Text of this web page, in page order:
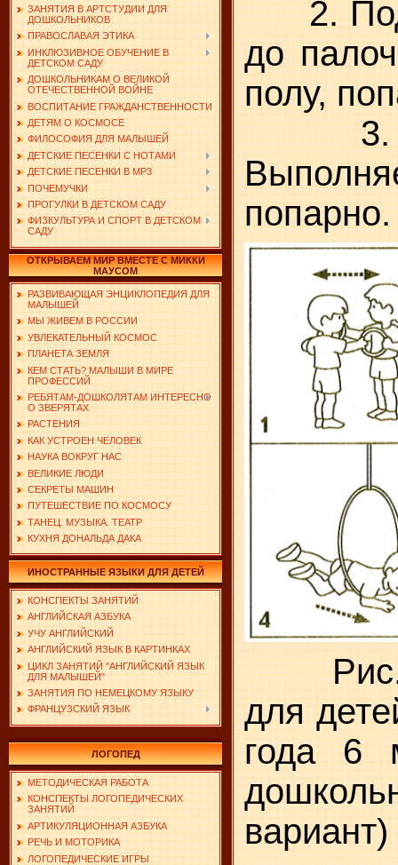
ЗАНЯТИЯ В АРТСТУДИИ ДЛЯ
ДОШКОЛЬНИКОВ
ПРАВОСЛАВАЯ ЭТИКА
ИНКЛЮЗИВНОЕ ОБУЧЕНИЕ В
ДЕТСКОМ САДУ
ДОШКОЛЬНИКАМ О ВЕЛИКОЙ
ОТЕЧЕСТВЕННОЙ ВОЙНЕ
ВОСПИТАНИЕ ГРАЖДАНСТВЕННОСТИ
ДЕТЯМ О КОСМОСЕ
ФИЛОСОФИЯ ДЛЯ МАЛЫШЕЙ
ДЕТСКИЕ ПЕСЕНКИ С НОТАМИ
ДЕТСКИЕ ПЕСЕНКИ В MP3
ПОЧЕМУЧКИ
ПРОГУЛКИ В ДЕТСКОМ САДУ
ФИЗКУЛЬТУРА И СПОРТ В ДЕТСКОМ
САДУ
ОТКРЫВАЕМ МИР ВМЕСТЕ С МИККИ
МАУСОМ
РАЗВИВАЮЩАЯ ЭНЦИКЛОПЕДИЯ ДЛЯ
МАЛЫШЕЙ
МЫ ЖИВЕМ В РОССИИ
УВЛЕКАТЕЛЬНЫЙ КОСМОС
ПЛАНЕТА ЗЕМЛЯ
КЕМ СТАТЬ? МАЛЫШИ В МИРЕ
ПРОФЕССИЙ
РЕБЯТАМ-ДОШКОЛЯТАМ ИНТЕРЕСНО
О ЗВЕРЯТАХ
РАСТЕНИЯ
КАК УСТРОЕН ЧЕЛОВЕК
НАУКА ВОКРУГ НАС
ВЕЛИКИЕ ЛЮДИ
СЕКРЕТЫ МАШИН
ПУТЕШЕСТВИЕ ПО КОСМОСУ
ТАНЕЦ. МУЗЫКА. ТЕАТР
КУХНЯ ДОНАЛЬДА ДАКА
ИНОСТРАННЫЕ ЯЗЫКИ ДЛЯ ДЕТЕЙ
КОНСПЕКТЫ ЗАНЯТИЙ
АНГЛИЙСКАЯ АЗБУКА
УЧУ АНГЛИЙСКИЙ
АНГЛИЙСКИЙ ЯЗЫК В КАРТИНКАХ
ЦИКЛ ЗАНЯТИЙ "АНГЛИЙСКИЙ ЯЗЫК
ДЛЯ МАЛЫШЕЙ"
ЗАНЯТИЯ ПО НЕМЕЦКОМУ ЯЗЫКУ
ФРАНЦУЗСКИЙ ЯЗЫК
ЛОГОПЕД
МЕТОДИЧЕСКАЯ РАБОТА
КОНСПЕКТЫ ЛОГОПЕДИЧЕСКИХ
ЗАНЯТИЙ
АРТИКУЛЯЦИОННАЯ АЗБУКА
РЕЧЬ И МОТОРИКА
ЛОГОПЕДИЧЕСКИЕ ИГРЫ
2.
до
полу,
3.
попарно.
Рис.
для
года 6
вариант)